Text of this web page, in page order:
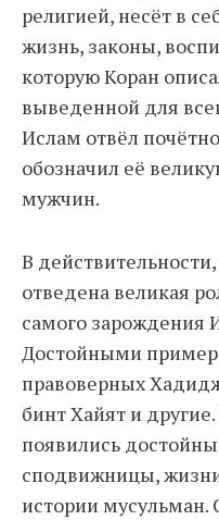
религией, несёт в
жизнь, законы,
которую Коран
выведенной для
Ислам отвёл
обозначил её
мужчин.
В
отведена великая
самого зарождения
Достойными
правоверных
бинт Хайят и
появились
сподвижницы,
истории